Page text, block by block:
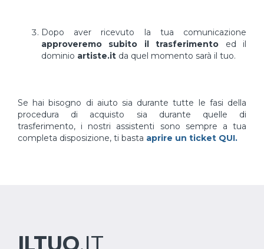
Dopo aver ricevuto la tua comunicazione
approveremo subito il trasferimento ed il
dominio artiste.it da quel momento sarà il tuo.
Se hai bisogno di aiuto sia durante tutte le fasi della
procedura di acquisto sia durante quelle di
trasferimento, i nostri assistenti sono sempre a tua
completa disposizione, ti basta aprire un ticket QUI.
ILTUO.IT